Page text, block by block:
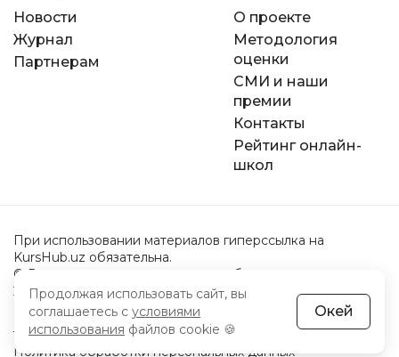
Новости
Журнал
Партнерам
О проекте
Методология
оценки
СМИ и наши
премии
Контакты
Рейтинг онлайн-
школ
При использовании материалов гиперссылка на
KursHub.uz обязательна.
© Все права защищены законом об авторском праве.
2022-2026 год.
Пользовательское соглашение
Политика обработки персональных данных
Продолжая использовать сайт, вы
соглашаетесь с условиями
использования файлов cookie 🍪
Окей